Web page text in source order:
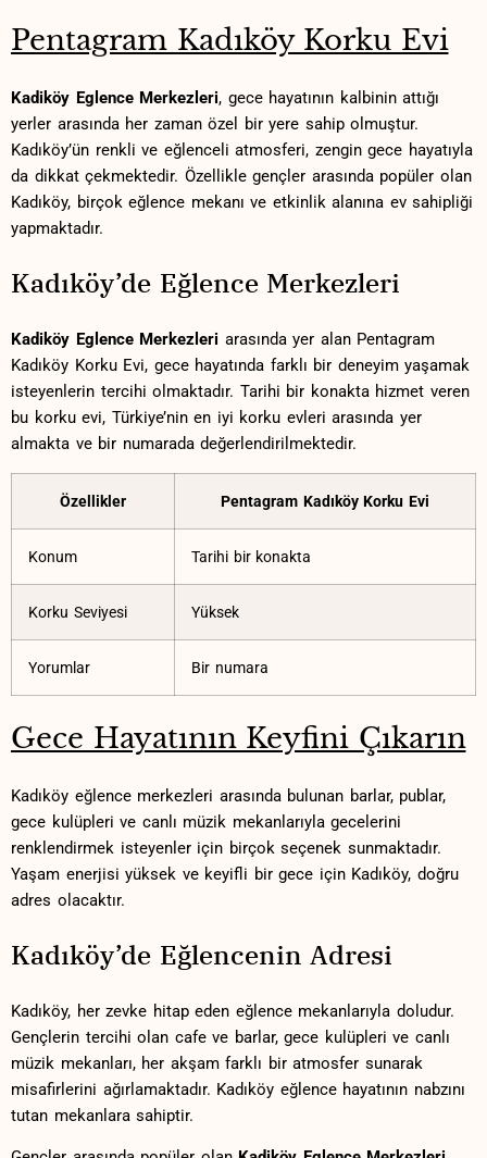
Pentagram ‌Kadıköy ⁣Korku Evi
Kadiköy Eglence Merkezleri, ⁢gece hayatının kalbinin attığı
yerler arasında her zaman özel bir yere​ sahip olmuştur.⁣
Kadıköy’ün renkli ve‌ eğlenceli atmosferi, ​zengin ⁢gece hayatıyla
⁤da dikkat çekmektedir. Özellikle gençler⁤ arasında⁣ popüler olan
Kadıköy, birçok eğlence mekanı ve⁢ etkinlik alanına ev sahipliği
yapmaktadır.
Kadıköy’de Eğlence Merkezleri
Kadiköy Eglence Merkezleri arasında yer alan Pentagram
Kadıköy Korku Evi, gece hayatında farklı bir ‌deneyim yaşamak
isteyenlerin tercihi olmaktadır. Tarihi bir ​konakta hizmet veren
bu korku evi, ​Türkiye’nin ‌en iyi korku ‌evleri arasında ⁢yer
almakta ve ​bir numarada değerlendirilmektedir.
Özellikler Pentagram⁤ Kadıköy Korku⁤ Evi
Konum Tarihi ⁣bir⁣ konakta
Korku⁢ Seviyesi Yüksek
Yorumlar Bir numara
Gece Hayatının Keyfini⁤ Çıkarın
Kadıköy eğlence merkezleri arasında bulunan barlar, publar,
gece kulüpleri‌ ve canlı müzik mekanlarıyla gecelerini
renklendirmek isteyenler için⁤ birçok seçenek sunmaktadır.
Yaşam enerjisi⁤ yüksek⁤ ve keyifli bir gece için Kadıköy, doğru ​
adres olacaktır.
Kadıköy’de ‍Eğlencenin Adresi
Kadıköy, her zevke hitap eden eğlence mekanlarıyla ⁣doludur.
⁤Gençlerin​ tercihi olan cafe ve barlar, gece kulüpleri ve canlı ​
müzik mekanları, her akşam farklı bir atmosfer sunarak
misafirlerini ağırlamaktadır. Kadıköy eğlence⁤ hayatının nabzını
tutan mekanlara sahiptir.